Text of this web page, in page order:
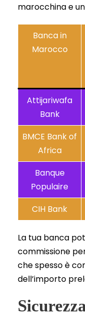
marocchina e
Banca in
Marocco
Attijariwafa
Bank
BMCE Bank of
Africa
Banque
Populaire
CIH Bank
La tua banca
commissione
che spesso è
dell’importo